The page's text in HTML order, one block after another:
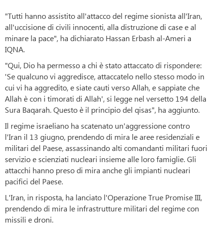
"Tutti hanno assistito all'attacco del regime sionista all'Iran,
all'uccisione di civili innocenti, alla distruzione di case e al
minare la pace", ha dichiarato Hassan Erbash al-Ameri a
IQNA.
"Qui, Dio ha permesso a chi è stato attaccato di rispondere:
'Se qualcuno vi aggredisce, attaccatelo nello stesso modo in
cui vi ha aggredito, e siate cauti verso Allah, e sappiate che
Allah è con i timorati di Allah', si legge nel versetto 194 della
Sura Baqarah. Questo è il principio del qisas", ha aggiunto.
Il regime israeliano ha scatenato un'aggressione contro
l'Iran il 13 giugno, prendendo di mira le aree residenziali e
militari del Paese, assassinando alti comandanti militari fuori
servizio e scienziati nucleari insieme alle loro famiglie. Gli
attacchi hanno preso di mira anche gli impianti nucleari
pacifici del Paese.
L'Iran, in risposta, ha lanciato l'Operazione True Promise III,
prendendo di mira le infrastrutture militari del regime con
missili e droni.